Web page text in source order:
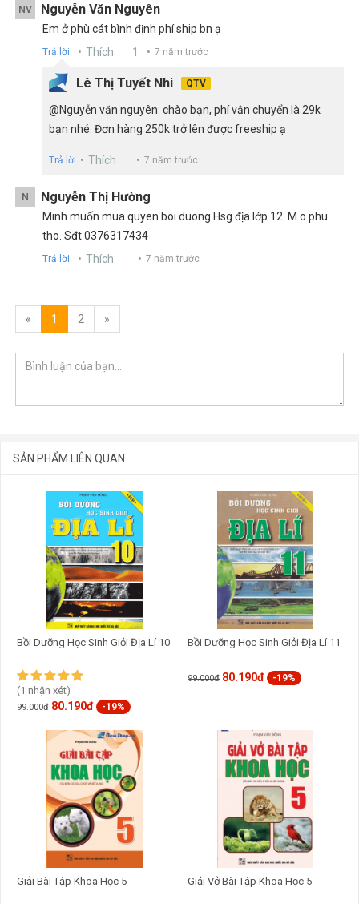
NV Nguyễn Văn Nguyên
Em ở phù cát bình định phí ship bn ạ
Trả lời Thích 1 7 năm trước
Lê Thị Tuyết Nhi QTV
@Nguyễn văn nguyên: chào bạn, phí vận chuyển là 29k
bạn nhé. Đơn hàng 250k trở lên được freeship ạ
Trả lời Thích 7 năm trước
N Nguyễn Thị Hường
Minh muốn mua quyen boi duong Hsg địa lớp 12. M o phu
tho. Sđt 0376317434
Trả lời Thích 7 năm trước
« 1 2 »
SẢN PHẨM LIÊN QUAN
Bồi Dưỡng Học Sinh Giỏi Địa Lí 10
(1 nhận xét)
99.000đ 80.190đ -19%
Bồi Dưỡng Học Sinh Giỏi Địa Lí 11
99.000đ 80.190đ -19%
Giải Bài Tập Khoa Học 5 Giải Vở Bài Tập Khoa Học 5